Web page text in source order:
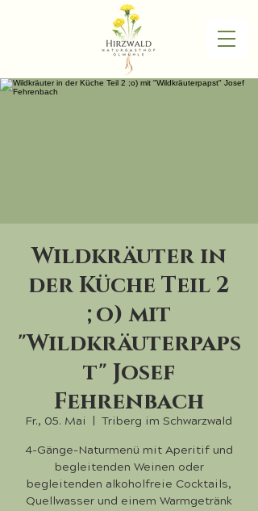
Wildkräuter in
der Küche Teil 2
;o) mit
"Wildkräuterpaps
t" Josef
Fehrenbach
Fr., 05. Mai
  |
Triberg im Schwarzwald
4-Gänge-Naturmenü mit Aperitif und
begleitenden Weinen oder
begleitenden alkoholfreie Cocktails,
Quellwasser und einem Warmgetränk